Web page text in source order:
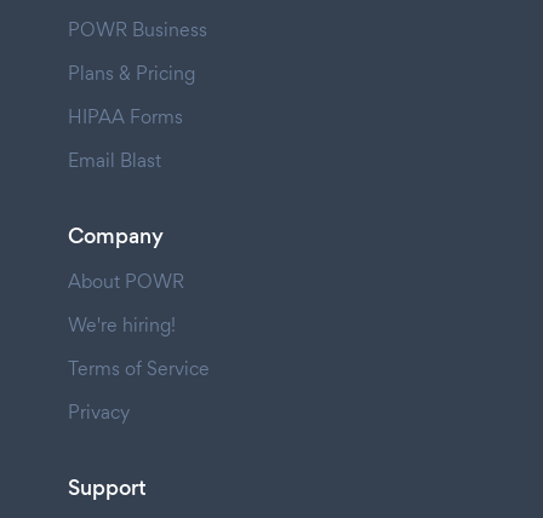
POWR Business
Plans & Pricing
HIPAA Forms
Email Blast
Company
About POWR
We're hiring!
Terms of Service
Privacy
Support